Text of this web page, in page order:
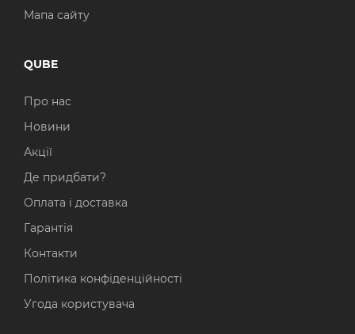
Мапа сайту
QUBE
Про нас
Новини
Акції
Де придбати?
Оплата і доставка
Гарантія
Контакти
Політика конфіденційності
Угода користувача